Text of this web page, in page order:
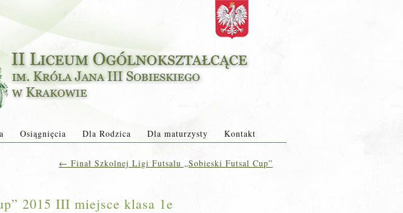
Osiągnięcia Dla Rodzica Dla maturzysty Kontakt
← Finał Szkolnej Ligi Futsalu „Sobieski Futsal Cup”
2015 III miejsce klasa 1e